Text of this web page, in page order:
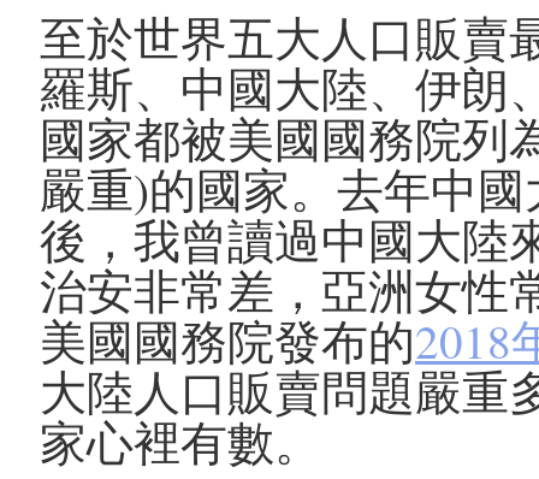
至於世界五大人口販賣
羅斯、中國大陸、伊朗
國家都被美國國務院列
嚴重)的國家。去年中
後，我曾讀過中國大陸
治安非常差，亞洲女性
美國國務院發布的2018
大陸人口販賣問題嚴重
家心裡有數。